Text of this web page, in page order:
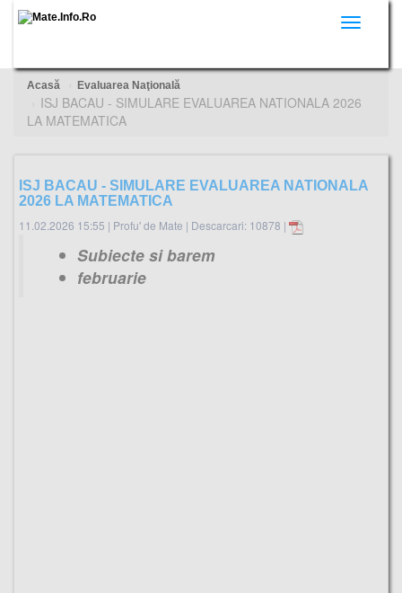
Toggle
Acasă Evaluarea Naţională
ISJ BACAU - SIMULARE EVALUAREA NATIONALA 2026
LA MATEMATICA
ISJ BACAU - SIMULARE EVALUAREA NATIONALA
2026 LA MATEMATICA
11.02.2026 15:55 | Profu' de Mate | Descarcari: 10878 |
Subiecte si barem
februarie